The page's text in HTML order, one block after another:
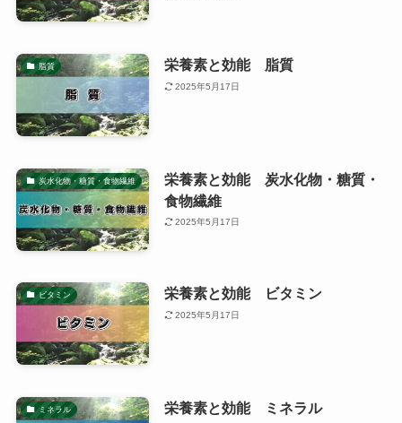
脂質 栄養素と効能 脂質
2025年5月17日
炭水化物・糖質・食物繊維
栄養素と効能 炭水化物・糖質・
食物繊維
2025年5月17日
ビタミン 栄養素と効能 ビタミン
2025年5月17日
ミネラル 栄養素と効能 ミネラル